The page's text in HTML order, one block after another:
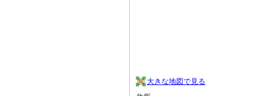
大きな地図で見る